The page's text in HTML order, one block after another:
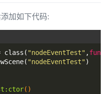
加如下代码:
class( "nodeEventTest" ,
"nodeEventTest")
()